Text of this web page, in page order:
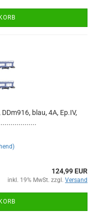
blau, 4A, Ep.IV,
124,99 EUR
inkl. 19% MwSt. zzgl. Versand